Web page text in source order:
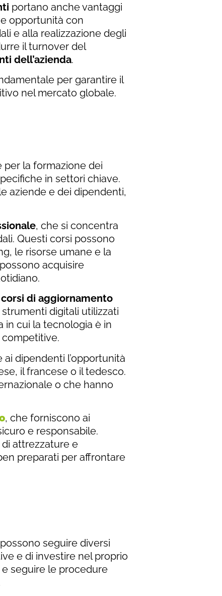
portano anche vantaggi
opportunità con
e alla realizzazione degli
il turnover del
dell’azienda.
per garantire il
nel mercato globale.
la formazione dei
in settori chiave.
aziende e dei dipendenti,
, che si concentra
Questi corsi possono
le risorse umane e la
acquisire
corsi di aggiornamento
digitali utilizzati
in cui la tecnologia è in
competitive.
ai dipendenti l’opportunità
il francese o il tedesco.
o che hanno
, che forniscono ai
e responsabile.
attrezzature e
preparati per affrontare
seguire diversi
e di investire nel proprio
seguire le procedure